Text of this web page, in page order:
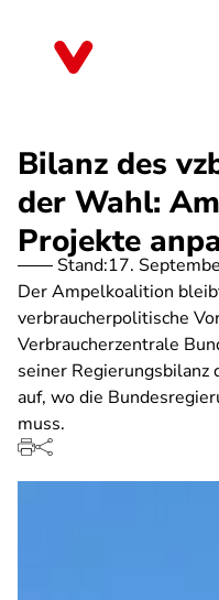
Bilanz des
der Wahl:
Projekte
Stand:17.
Der Ampelkoalition
verbraucherpolitische
Verbraucherzentrale
seiner
auf, wo die
muss.